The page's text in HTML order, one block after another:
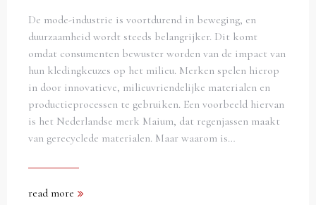
De mode-industrie is voortdurend in beweging, en
duurzaamheid wordt steeds belangrijker. Dit komt
omdat consumenten bewuster worden van de impact van
hun kledingkeuzes op het milieu. Merken spelen hierop
in door innovatieve, milieuvriendelijke materialen en
productieprocessen te gebruiken. Een voorbeeld hiervan
is het Nederlandse merk Maium, dat regenjassen maakt
van gerecyclede materialen. Maar waarom is…
read more